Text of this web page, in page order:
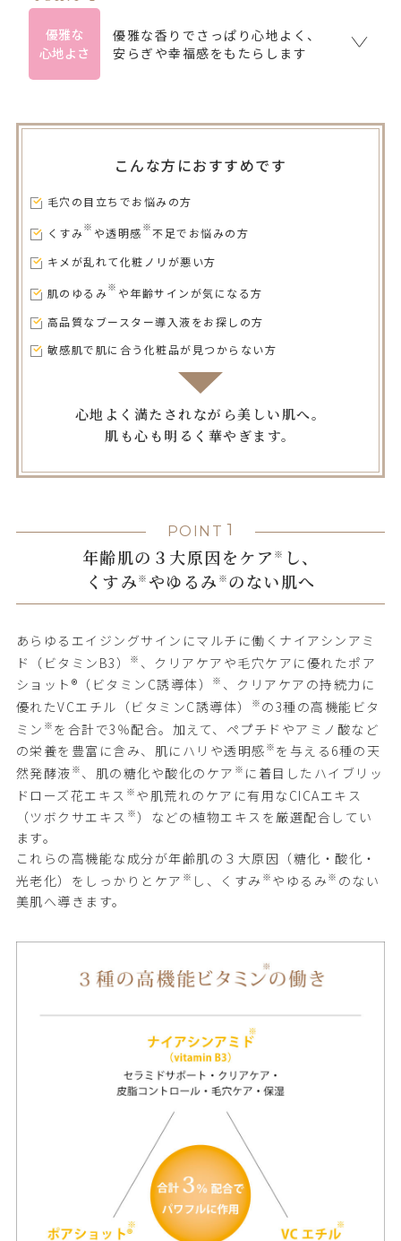
優雅な
心地よさ
優雅な香りでさっぱり心地よく、
安らぎや幸福感をもたらします
こんな方におすすめです
毛穴の目立ちでお悩みの方
くすみ ※ や透明感 ※不足でお悩みの方
キメが乱れて化粧ノリが悪い方
肌のゆるみ ※ や年齢サインが気になる方
高品質なブースター導入液をお探しの方
敏感肌で肌に合う化粧品が見つからない方
心地よく満たされながら美しい肌へ。
肌も心も明るく華やぎます。
POINT 1
年齢肌の３大原因をケア ※ し、
くすみ ※ やゆるみ ※ のない肌へ
あらゆるエイジングサインにマルチに働くナイアシンアミ
ド（ビタミンB3）
※ 、クリアケアや毛穴ケアに優れたポア
ショット®（ビタミンC誘導体）
※ 、クリアケアの持続力に
優れたVCエチル（ビタミンC誘導体）
※ の3種の高機能ビタ
ミン ※ を合計で3％配合。加えて、ペプチドやアミノ酸など
の栄養を豊富に含み、肌にハリや透明感 ※ を与える6種の天
然発酵液 ※ 、肌の糖化や酸化のケア ※ に着目したハイブリッ
ドローズ花エキス ※ や肌荒れのケアに有用なCICAエキス
（ツボクサエキス ※）などの植物エキスを厳選配合してい
ます。
これらの高機能な成分が年齢肌の３大原因（糖化・酸化・
光老化）をしっかりとケア ※ し、くすみ ※ やゆるみ ※ のない
美肌へ導きます。